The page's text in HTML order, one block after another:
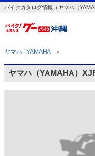
バイクカタログ情報（ヤマハ（
ヤマハ | YAMAHA ＞
ヤマハ（YAMAHA）